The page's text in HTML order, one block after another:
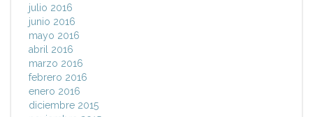
julio 2016
junio 2016
mayo 2016
abril 2016
marzo 2016
febrero 2016
enero 2016
diciembre 2015